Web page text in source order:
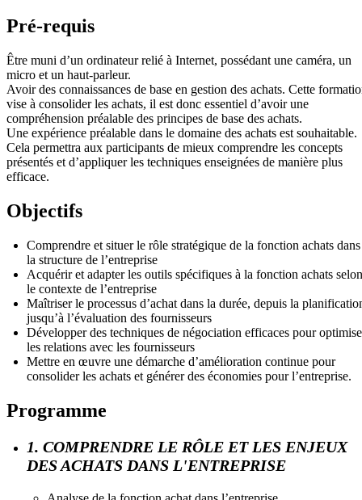
Pré-requis
Être muni d’un ordinateur relié à Internet, possédant une caméra, un
micro et un haut-parleur.
Avoir des connaissances de base en gestion des achats. Cette
vise à consolider les achats, il est donc essentiel d’avoir une
compréhension préalable des principes de base des achats.
Une expérience préalable dans le domaine des achats est souhaitable.
Cela permettra aux participants de mieux comprendre les concepts
présentés et d’appliquer les techniques enseignées de manière plus
efficace.
Objectifs
Comprendre et situer le rôle stratégique de la fonction achats dans
la structure de l’entreprise
Acquérir et adapter les outils spécifiques à la fonction achats selon
le contexte de l’entreprise
Maîtriser le processus d’achat dans la durée, depuis la
jusqu’à l’évaluation des fournisseurs
Développer des techniques de négociation efficaces pour
les relations avec les fournisseurs
Mettre en œuvre une démarche d’amélioration continue pour
consolider les achats et générer des économies pour l’entreprise.
Programme
1. COMPRENDRE LE RÔLE ET LES ENJEUX
DES ACHATS DANS L'ENTREPRISE